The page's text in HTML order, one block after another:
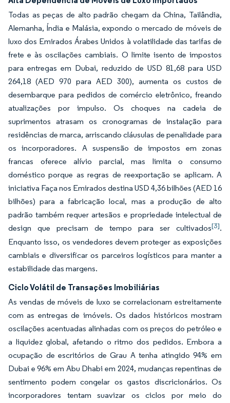
Todas as peças de alto padrão chegam da China, Tailândia,
Alemanha, Índia e Malásia, expondo o mercado de móveis de
luxo dos Emirados Árabes Unidos à volatilidade das tarifas de
frete e às oscilações cambiais. O limite isento de impostos
para entregas em Dubai, reduzido de USD 81,68 para USD
264,18 (AED 970 para AED 300), aumenta os custos de
desembarque para pedidos de comércio eletrônico, freando
atualizações por impulso. Os choques na cadeia de
suprimentos atrasam os cronogramas de instalação para
residências de marca, arriscando cláusulas de penalidade para
os incorporadores. A suspensão de impostos em zonas
francas oferece alívio parcial, mas limita o consumo
doméstico porque as regras de reexportação se aplicam. A
iniciativa Faça nos Emirados destina USD 4,36 bilhões (AED 16
bilhões) para a fabricação local, mas a produção de alto
padrão também requer artesãos e propriedade intelectual de
design que precisam de tempo para ser cultivados[3].
Enquanto isso, os vendedores devem proteger as exposições
cambiais e diversificar os parceiros logísticos para manter a
estabilidade das margens.
Ciclo Volátil de Transações Imobiliárias
As vendas de móveis de luxo se correlacionam estreitamente
com as entregas de imóveis. Os dados históricos mostram
oscilações acentuadas alinhadas com os preços do petróleo e
a liquidez global, afetando o ritmo dos pedidos. Embora a
ocupação de escritórios de Grau A tenha atingido 94% em
Dubai e 96% em Abu Dhabi em 2024, mudanças repentinas de
sentimento podem congelar os gastos discricionários. Os
incorporadores tentam suavizar os ciclos por meio do